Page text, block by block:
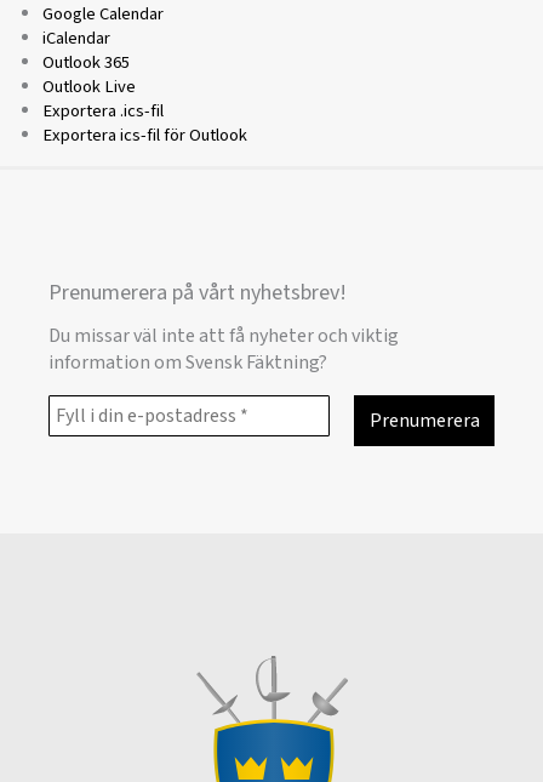
Google Calendar
iCalendar
Outlook 365
Outlook Live
Exportera .ics-fil
Exportera ics-fil för Outlook
Prenumerera på vårt nyhetsbrev!
Du missar väl inte att få nyheter och viktig
information om Svensk Fäktning?